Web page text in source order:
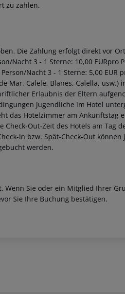
zu zahlen.
Die Zahlung erfolgt direkt vor
Nacht 3 - 1 Sterne: 10,00 EURpro
Nacht 3 - 1 Sterne: 5,00 EUR
Mar, Calele, Blanes, Calella, usw.)
Erlaubnis der Eltern
Jugendliche im Hotel
das Hotelzimmer am Ankunftstag
Out-Zeit des Hotels am Tag
In bzw. Spät-Check-Out können
werden.
Sie oder ein Mitglied Ihrer
Sie Ihre Buchung bestätigen.